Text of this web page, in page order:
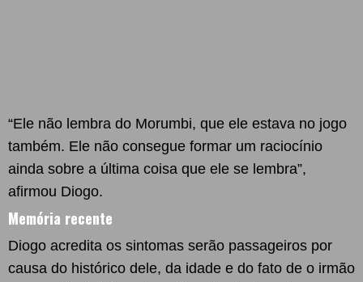
“Ele não lembra do Morumbi, que ele estava no jogo
também. Ele não consegue formar um raciocínio
ainda sobre a última coisa que ele se lembra”,
afirmou Diogo.
Memória recente
Diogo acredita os sintomas serão passageiros por
causa do histórico dele, da idade e do fato de o irmão